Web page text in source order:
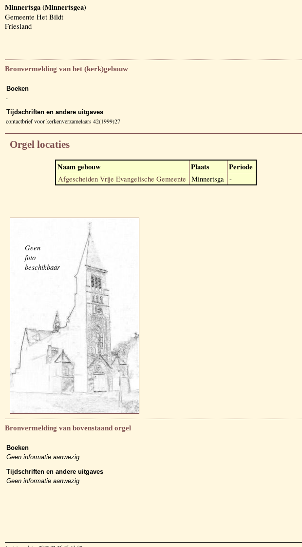
Minnertsga (Minnertsgea)
Gemeente Het Bildt
Friesland
Bronvermelding van het (kerk)gebouw
Boeken
-
Tijdschriften en andere uitgaves
contactbrief voor kerkenverzamelaars 42(1999)27
Orgel locaties
Naam gebouw Plaats Periode
Afgescheiden Vrije Evangelische Gemeente Minnertsga -
Geen
foto
beschikbaar
Bronvermelding van bovenstaand orgel
Boeken
Geen informatie aanwezig
Tijdschriften en andere uitgaves
Geen informatie aanwezig